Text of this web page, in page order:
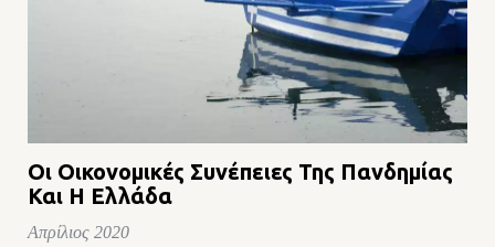
Οι Οικονομικές Συνέπειες Της Πανδημίας
Και Η Ελλάδα
Απρίλιος 2020